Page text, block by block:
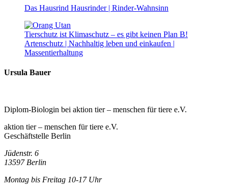
Das Hausrind Hausrinder | Rinder-Wahnsinn
Tierschutz ist Klimaschutz – es gibt keinen Plan B!
Artenschutz | Nachhaltig leben und einkaufen |
Massentierhaltung
Ursula Bauer
Diplom-Biologin bei aktion tier – menschen für tiere e.V.
aktion tier – menschen für tiere e.V.
Geschäftstelle Berlin
Jüdenstr. 6
13597 Berlin
Montag bis Freitag 10-17 Uhr